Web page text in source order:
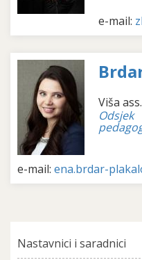
e-mail:
Viša
e-mail: ena.brdar-
Nastavnici i saradnici